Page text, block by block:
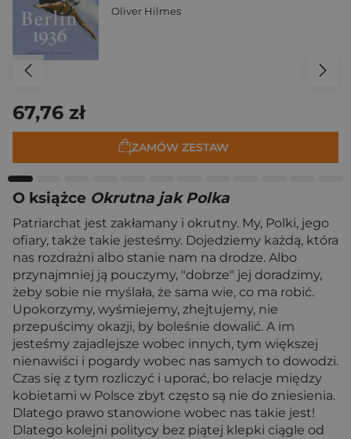
Oliver Hilmes
67,76 zł
ZAMÓW ZESTAW
O książce Okrutna jak Polka
Patriarchat jest zakłamany i okrutny. My, Polki, jego
ofiary, także takie jesteśmy. Dojedziemy każdą, która
nas rozdrażni albo stanie nam na drodze. Albo
przynajmniej ją pouczymy, "dobrze" jej doradzimy,
żeby sobie nie myślała, że sama wie, co ma robić.
Upokorzymy, wyśmiejemy, zhejtujemy, nie
przepuścimy okazji, by boleśnie dowalić. A im
jesteśmy zajadlejsze wobec innych, tym większej
nienawiści i pogardy wobec nas samych to dowodzi.
Czas się z tym rozliczyć i uporać, bo relacje między
kobietami w Polsce zbyt często są nie do zniesienia.
Dlatego prawo stanowione wobec nas takie jest!
Dlatego kolejni politycy bez piątej klepki ciągle od